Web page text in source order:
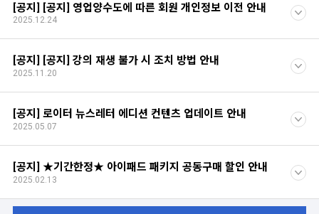
[공지] [공지] 영업양수도에 따른 회원 개인정보 이전 안내
2025.12.24
[공지] [공지] 강의 재생 불가 시 조치 방법 안내
2025.11.20
[공지] 로이터 뉴스레터 에디션 컨텐츠 업데이트 안내
2025.05.07
[공지] ★기간한정★ 아이패드 패키지 공동구매 할인 안내
2025.02.13